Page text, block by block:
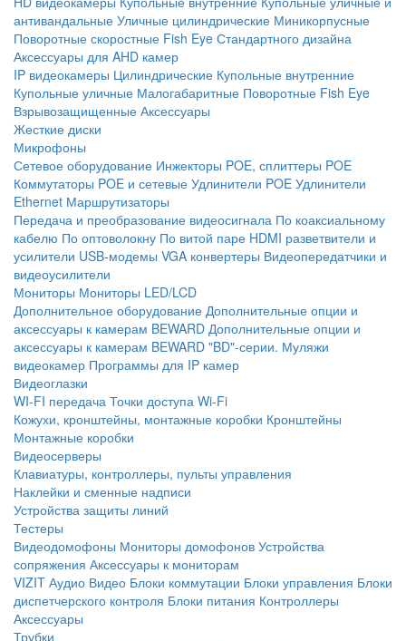
антивандальные Уличные цилиндрические Миникорпусные
Поворотные скоростные Fish Eye Стандартного дизайна
Аксессуары для AHD камер
IP видеокамеры Цилиндрические Купольные внутренние
Купольные уличные Малогабаритные Поворотные Fish Eye
Взрывозащищенные Аксессуары
Жесткие диски
Микрофоны
Сетевое оборудование Инжекторы POE, сплиттеры POE
Коммутаторы POE и сетевые Удлинители POE Удлинители
Ethernet Маршрутизаторы
Передача и преобразование видеосигнала По коаксиальному
кабелю По оптоволокну По витой паре HDMI разветвители и
усилители USB-модемы VGA конвертеры Видеопередатчики и
видеоусилители
Мониторы Мониторы LED/LCD
Дополнительное оборудование Дополнительные опции и
аксессуары к камерам BEWARD Дополнительные опции и
аксессуары к камерам BEWARD "BD"-серии. Муляжи
видеокамер Программы для IP камер
Видеоглазки
WI-FI передача Точки доступа Wi-Fi
Кожухи, кронштейны, монтажные коробки Кронштейны
Монтажные коробки
Видеосерверы
Клавиатуры, контроллеры, пульты управления
Наклейки и сменные надписи
Устройства защиты линий
Тестеры
Видеодомофоны Мониторы домофонов Устройства
сопряжения Аксессуары к мониторам
VIZIT Аудио Видео Блоки коммутации Блоки управления Блоки
диспетчерского контроля Блоки питания Контроллеры
Аксессуары
Трубки